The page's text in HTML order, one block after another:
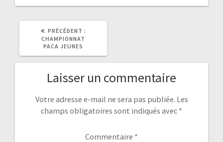
PRÉCÉDENT :
CHAMPIONNAT
PACA JEUNES
Laisser un commentaire
Votre adresse e-mail ne sera pas publiée. Les
champs obligatoires sont indiqués avec *
Commentaire *